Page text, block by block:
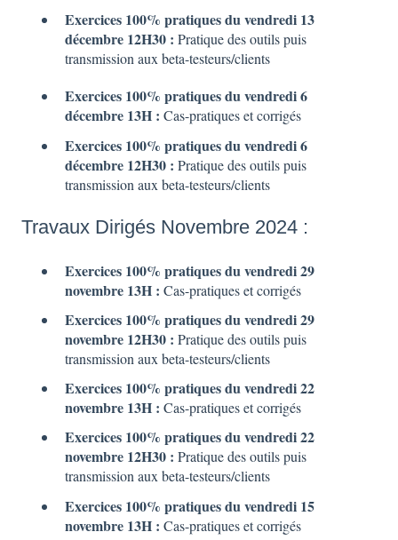
Exercices 100% pratiques du vendredi 13
décembre 12H30 : Pratique des outils puis
transmission aux beta-testeurs/clients
Exercices 100% pratiques du vendredi 6
décembre 13H : Cas-pratiques et corrigés
Exercices 100% pratiques du vendredi 6
décembre 12H30 : Pratique des outils puis
transmission aux beta-testeurs/clients
Travaux Dirigés Novembre 2024 :
Exercices 100% pratiques du vendredi 29
novembre 13H : Cas-pratiques et corrigés
Exercices 100% pratiques du vendredi 29
novembre 12H30 : Pratique des outils puis
transmission aux beta-testeurs/clients
Exercices 100% pratiques du vendredi 22
novembre 13H : Cas-pratiques et corrigés
Exercices 100% pratiques du vendredi 22
novembre 12H30 : Pratique des outils puis
transmission aux beta-testeurs/clients
Exercices 100% pratiques du vendredi 15
novembre 13H : Cas-pratiques et corrigés